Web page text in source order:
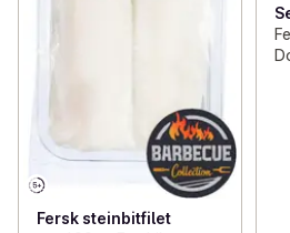
Fersk steinbitfilet